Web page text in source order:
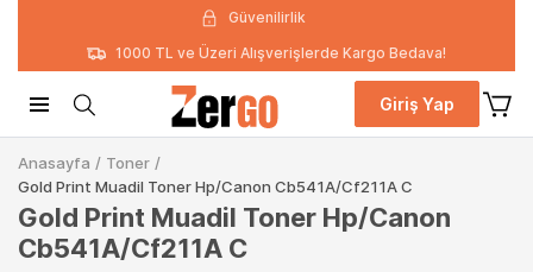
Güvenilirlik
1000 TL ve Üzeri Alışverişlerde Kargo Bedava!
Giriş Yap
Anasayfa / Toner /
Gold Print Muadil Toner Hp/Canon Cb541A/Cf211A C
Gold Print Muadil Toner Hp/Canon
Cb541A/Cf211A C